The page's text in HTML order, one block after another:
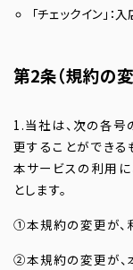
「チェックイン」
第2条（規約の変
1.当社は、次の各
更することができる
本サービスの利用
とします。
①本規約の変更が、
②本規約の変更が、